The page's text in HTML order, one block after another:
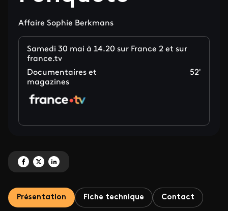
Affaire Sophie Berkmans
Samedi 30 mai à 14.20 sur France 2 et sur
france.tv
Documentaires et
magazines
52'
Partagez 'Au bout de l'enquête' sur Facebook
Partagez 'Au bout de l'enquête' sur X
Partagez 'Au bout de l'enquête' sur LinkedIn
Présentation Fiche technique Contact